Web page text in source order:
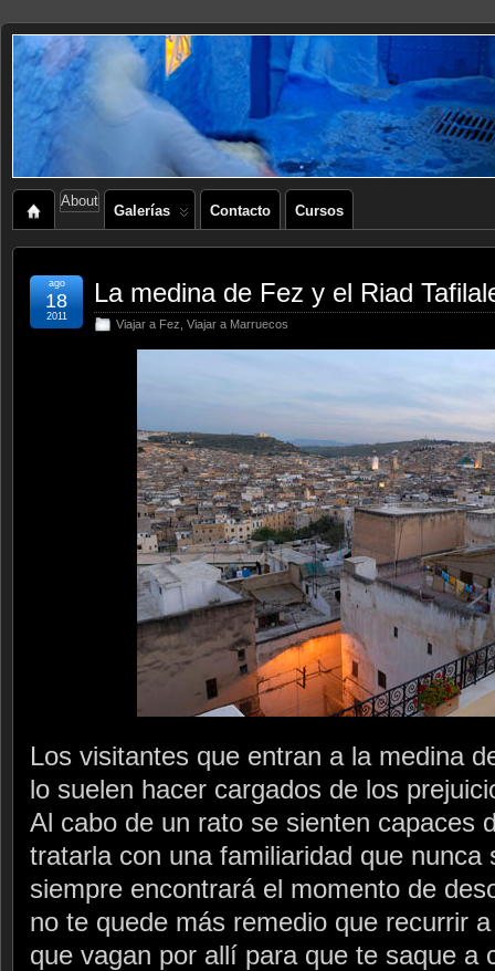
About
Galerías Contacto Cursos
La medina de Fez y el Riad
Viajar a Fez Viajar a Marruecos
ago
18
2011
Los visitantes que entran a la medina
lo suelen hacer cargados de los
Al cabo de un rato se sienten capaces
tratarla con una familiaridad que nunca
siempre encontrará el momento de
no te quede más remedio que recurrir
que vagan por allí para que te saque a